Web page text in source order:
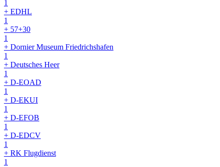
1
+ EDHL
1
+ 57+30
1
+ Dornier Museum Friedrichshafen
1
+ Deutsches Heer
1
+ D-EOAD
1
+ D-EKUI
1
+ D-EFOB
1
+ D-EDCV
1
+ RK Flugdienst
1